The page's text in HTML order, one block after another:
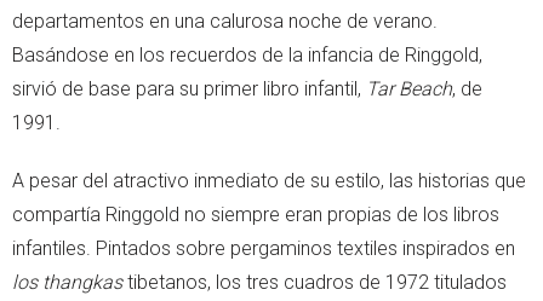
departamentos en una calurosa noche de verano.
Basándose en los recuerdos de la infancia de Ringgold,
sirvió de base para su primer libro infantil, Tar Beach, de
1991.
A pesar del atractivo inmediato de su estilo, las historias que
compartía Ringgold no siempre eran propias de los libros
infantiles. Pintados sobre pergaminos textiles inspirados en
los thangkastibetanos, los tres cuadros de 1972 titulados